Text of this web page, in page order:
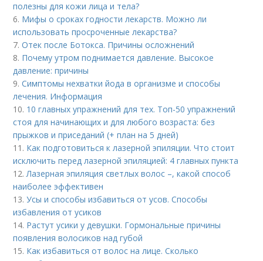
полезны для кожи лица и тела?
6. Мифы о сроках годности лекарств. Можно ли
использовать просроченные лекарства?
7.Отек после Ботокса. Причины осложнений
8. Почему утром поднимается давление. Высокое
давление: причины
9.Симптомы нехватки йода в организме и способы
лечения. Информация
10. 10 главных упражнений для тех. Топ-50 упражнений
стоя для начинающих и для любого возраста: без
прыжков и приседаний (+ план на 5 дней)
11. Как подготовиться к лазерной эпиляции. Что стоит
исключить перед лазерной эпиляцией: 4 главных пункта
12.Лазерная эпиляция светлых волос –, какой способ
наиболее эффективен
13.Усы и способы избавиться от усов. Способы
избавления от усиков
14. Растут усики у девушки. Гормональные причины
появления волосиков над губой
15. Как избавиться от волос на лице. Сколько